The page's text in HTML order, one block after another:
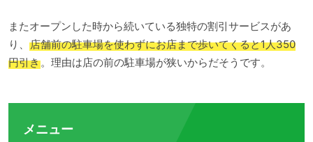
またオープンした時から続いている独特の割引サービスがあ
り、 店舗前の駐車場を使わずにお店まで歩いてくると1人350
円引き。理由は店の前の駐車場が狭いからだそうです。
メニュー